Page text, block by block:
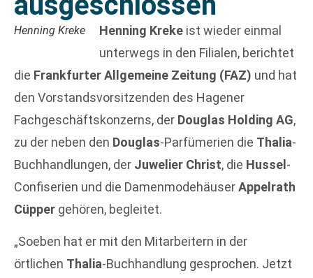
Henning Kreke Henning Kreke ist wieder einmal
unterwegs in den Filialen, berichtet
die Frankfurter Allgemeine Zeitung (FAZ) und hat
den Vorstandsvorsitzenden des Hagener
Fachgeschäftskonzerns, der Douglas Holding AG,
zu der neben den Douglas-Parfümerien die Thalia-
Buchhandlungen, der Juwelier Christ, die Hussel -
Confiserien und die DamenmodehäuserAppelrath
Cüpper gehören, begleitet.
„Soeben hat er mit den Mitarbeitern in der
örtlichen Thalia-Buchhandlung gesprochen. Jetzt